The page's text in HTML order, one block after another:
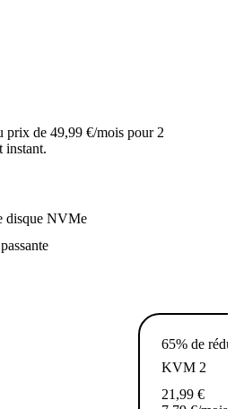
prix de 49,99 €/mois pour 2
instant.
disque NVMe
65% de
KVM 2
21,99 €